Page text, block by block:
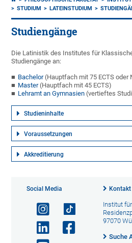
STUDIUM
LATEINSTUDIUM
Studiengänge
Die Latinistik des Institutes für
Studiengänge an:
Bachelor(Hauptfach mit 75 ECTS oder
Master(Hauptfach mit 45 ECTS)
Lehramt an Gymnasien (vertieftes
Studieninhalte
Voraussetzungen
Akkreditierung
Social Media Kontakt
Institut
97070
Suche